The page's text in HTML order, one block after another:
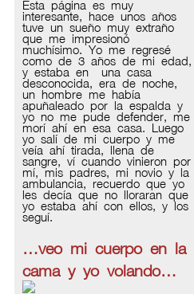
Esta página es muy
interesante, hace unos años
tuve un sueño muy extraño
que me impresionó
muchísimo. Yo me regresé
como de 3 años de mi edad,
y estaba en una casa
desconocida, era de noche,
un hombre me había
apuñaleado por la espalda y
yo no me pude defender, me
morí ahí en esa casa. Luego
yo salí de mi cuerpo y me
veía ahí tirada, llena de
sangre, ví cuando vinieron por
mí, mis padres, mi novio y la
ambulancia, recuerdo que yo
les decía que no lloraran que
yo estaba ahí con ellos, y los
seguí.
…veo mi cuerpo en la
cama y yo volando…